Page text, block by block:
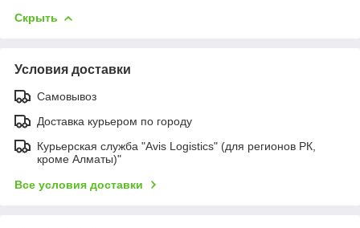
Скрыть
Условия доставки
Самовывоз
Доставка курьером по городу
Курьерская служба "Avis Logistics" (для регионов РК,
кроме Алматы)"
Все условия доставки